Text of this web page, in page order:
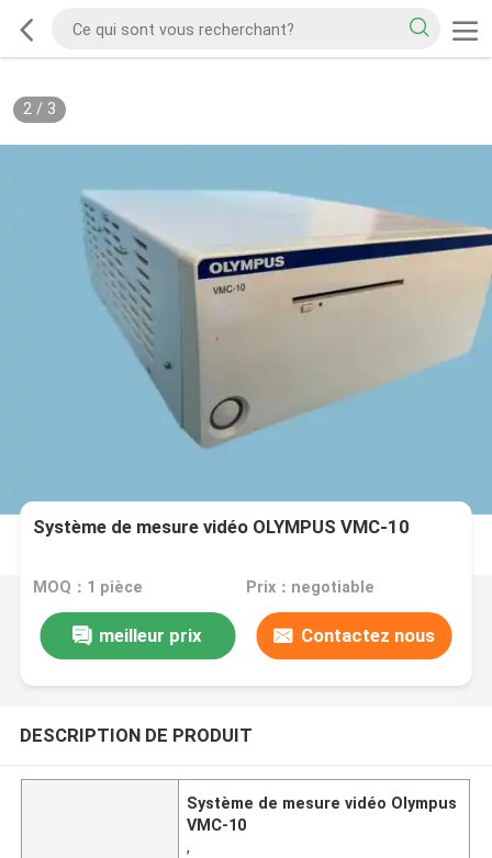
2/ 3
Système de mesure vidéo OLYMPUS VMC-10
MOQ：1 pièce Prix：negotiable
meilleur prix Contactez nous
DESCRIPTION DE PRODUIT
Système de mesure vidéo Olympus
VMC-10
,